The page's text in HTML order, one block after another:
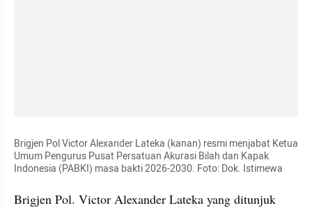
Brigjen Pol Victor Alexander Lateka (kanan) resmi menjabat Ketua
Umum Pengurus Pusat Persatuan Akurasi Bilah dan Kapak
Indonesia (PABKI) masa bakti 2026-2030. Foto: Dok. Istimewa
Brigjen Pol. Victor Alexander Lateka yang ditunjuk